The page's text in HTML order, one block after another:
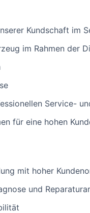
Kundschaft im
im Rahmen der
Service-
für eine hohen
mit hoher
und